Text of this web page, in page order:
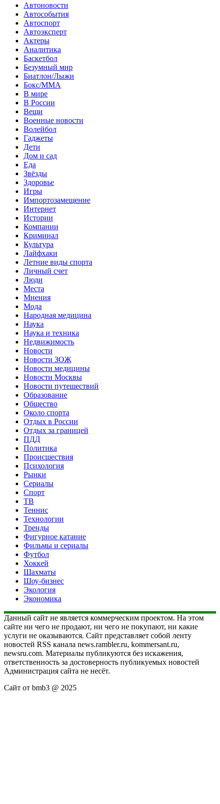
Автоновости
Автособытия
Автоспорт
Автоэксперт
Актеры
Аналитика
Баскетбол
Безумный мир
Биатлон/Лыжи
Бокс/MMA
В мире
В России
Вещи
Военные новости
Волейбол
Гаджеты
Дети
Дом и сад
Еда
Звёзды
Здоровье
Игры
Импортозамещение
Интернет
Истории
Компании
Криминал
Культура
Лайфхаки
Летние виды спорта
Личный счет
Люди
Места
Мнения
Мода
Народная медицина
Наука
Наука и техника
Недвижимость
Новости
Новости ЗОЖ
Новости медицины
Новости Москвы
Новости путешествий
Образование
Общество
Около спорта
Отдых в России
Отдых за границей
ПДД
Политика
Происшествия
Психология
Рынки
Сериалы
Спорт
ТВ
Теннис
Технологии
Тренды
Фигурное катание
Фильмы и сериалы
Футбол
Хоккей
Шахматы
Шоу-бизнес
Экология
Экономика
Данный сайт не является коммерческим проектом. На этом
сайте ни чего не продают, ни чего не покупают, ни какие
услуги не оказываются. Сайт представляет собой ленту
новостей RSS канала news.rambler.ru, kommersant.ru,
newsru.com. Материалы публикуются без искажения,
ответственность за достоверность публикуемых новостей
Администрация сайта не несёт.
Сайт от bmb3 @ 2025